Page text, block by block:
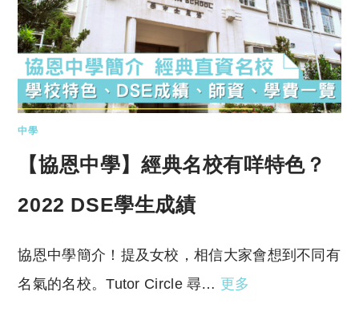
中學
【協恩中學】經典名校有咩特色？
2022 DSE學生成績
協恩中學簡介！提及女校，相信大家會想到不同有
名氣的名校。Tutor Circle 尋… 更多